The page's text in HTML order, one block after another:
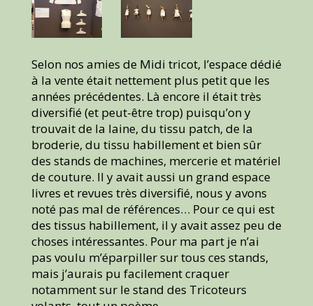
Selon nos amies de Midi tricot, l’espace dédié
à la vente était nettement plus petit que les
années précédentes. Là encore il était très
diversifié (et peut-être trop) puisqu’on y
trouvait de la laine, du tissu patch, de la
broderie, du tissu habillement et bien sûr
des stands de machines, mercerie et matériel
de couture. Il y avait aussi un grand espace
livres et revues très diversifié, nous y avons
noté pas mal de références… Pour ce qui est
des tissus habillement, il y avait assez peu de
choses intéressantes. Pour ma part je n’ai
pas voulu m’éparpiller sur tous ces stands,
mais j’aurais pu facilement craquer
notamment sur le stand des Tricoteurs